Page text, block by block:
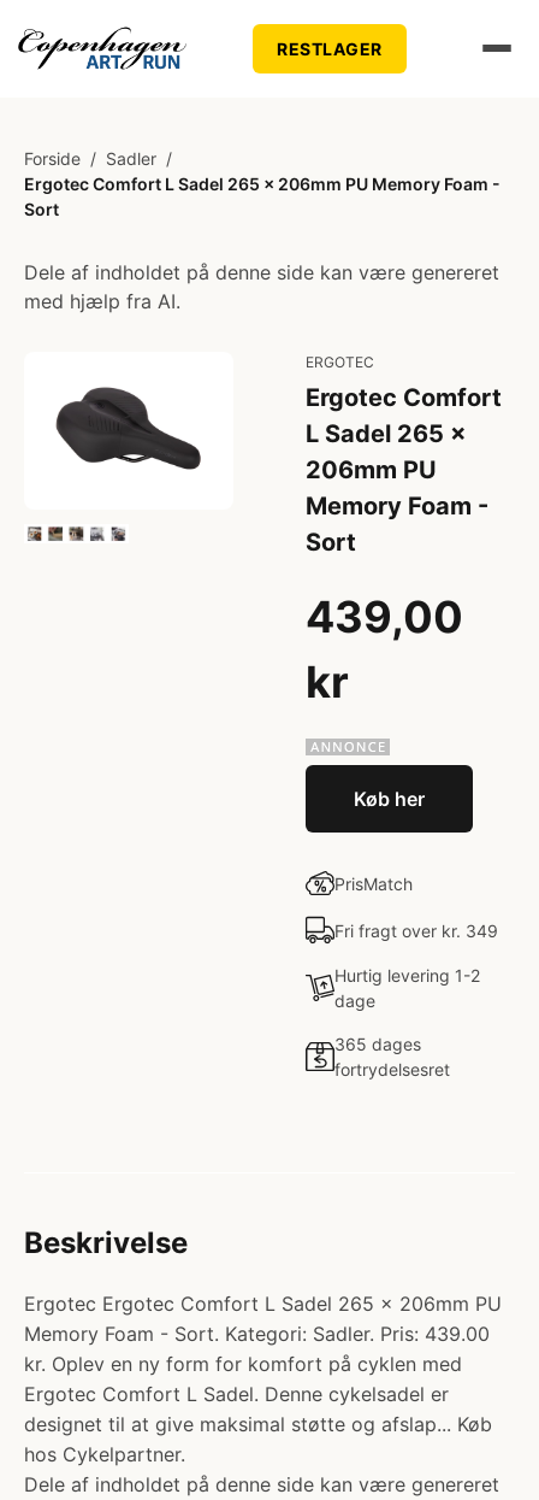
RESTLAGER
Forside / Sadler /
Ergotec Comfort L Sadel 265 x 206mm PU Memory Foam -
Sort
Dele af indholdet på denne side kan være genereret
med hjælp fra AI.
ERGOTEC
Ergotec Comfort
L Sadel 265 x
206mm PU
Memory Foam -
Sort
439,00
kr
Køb her
PrisMatch
Fri fragt over kr. 349
Hurtig levering 1-2
dage
365 dages
fortrydelsesret
Beskrivelse
Ergotec Ergotec Comfort L Sadel 265 x 206mm PU
Memory Foam - Sort. Kategori: Sadler. Pris: 439.00
kr. Oplev en ny form for komfort på cyklen med
Ergotec Comfort L Sadel. Denne cykelsadel er
designet til at give maksimal støtte og afslap... Køb
hos Cykelpartner.
Dele af indholdet på denne side kan være genereret